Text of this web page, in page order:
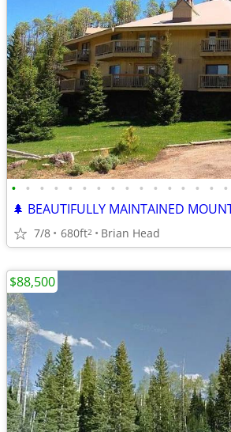
• • • • • • • • • • • • • • • •
7/8 680ft2 Brian Head
$88,500